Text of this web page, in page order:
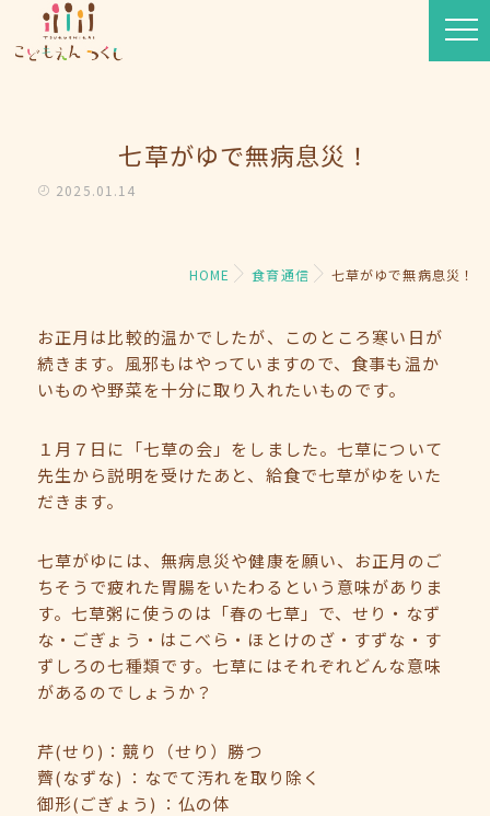
七草がゆで無病息災！
2025.01.14
HOME 食育通信 七草がゆで無病息災！
お正月は比較的温かでしたが、このところ寒い日が
続きます。風邪もはやっていますので、食事も温か
いものや野菜を十分に取り入れたいものです。
１月７日に「七草の会」をしました。七草について
先生から説明を受けたあと、給食で七草がゆをいた
だきます。
七草がゆには、無病息災や健康を願い、お正月のご
ちそうで疲れた胃腸をいたわるという意味がありま
す。七草粥に使うのは「春の七草」で、せり・なず
な・ごぎょう・はこべら・ほとけのざ・すずな・す
ずしろの七種類です。七草にはそれぞれどんな意味
があるのでしょうか？
芹(せり)：競り（せり）勝つ
薺(なずな) ：なでて汚れを取り除く
御形(ごぎょう) ：仏の体